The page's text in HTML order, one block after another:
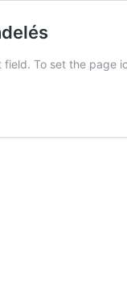
To set the page